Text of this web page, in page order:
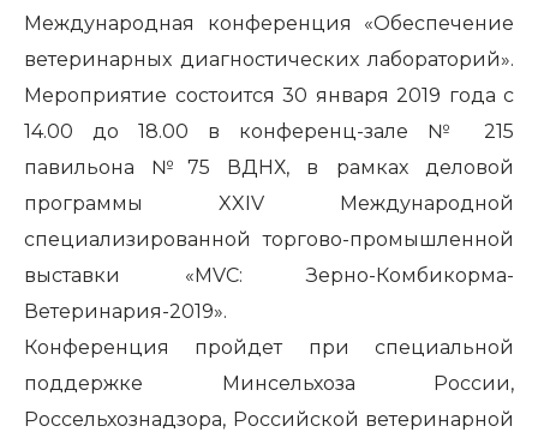
Международная конференция «Обеспечение
ветеринарных диагностических лабораторий».
Мероприятие состоится 30 января 2019 года с
14.00 до 18.00 в конференц-зале № 215
павильона №75 ВДНХ, в рамках деловой
программы XXIV Международной
специализированной торгово-промышленной
выставки «MVC: Зерно-Комбикорма-
Ветеринария-2019».
Конференция пройдет при специальной
поддержке Минсельхоза России,
Россельхознадзора, Российской ветеринарной